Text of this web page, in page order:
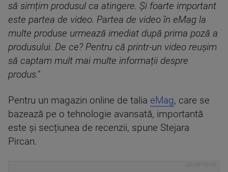
să simțim produsul ca atingere. Și foarte important
este partea de video. Partea de video în eMag la
multe produse urmează imediat după prima poză a
produsului. De ce? Pentru că printr-un video reușim
să captam mult mai multe informații despre
produs."
Pentru un magazin online de talia eMag, care se
bazează pe o tehnologie avansată, importantă
este și secțiunea de recenzii, spune Stejara
Pircan.